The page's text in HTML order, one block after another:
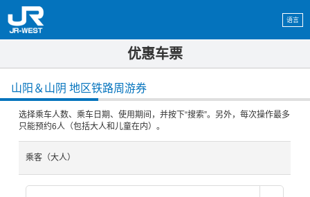
语言
优惠车票
山阳＆山阴 地区铁路周游券
选择乘车人数、乘车日期、使用期间，并按下“搜索”。另外，每次操作最多
只能预约6人（包括大人和儿童在内）。
乘客（大人）